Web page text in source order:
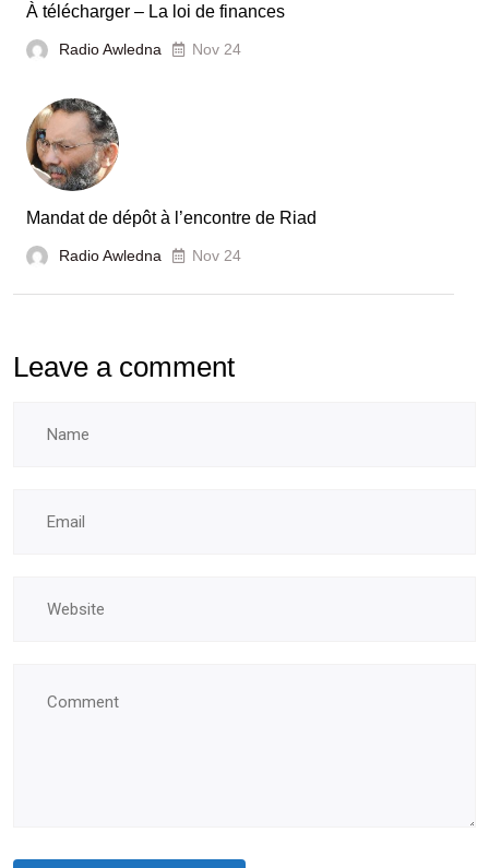
À télécharger – La loi de finances
Radio Awledna Nov 24
Mandat de dépôt à l’encontre de Riad
Radio Awledna Nov 24
Leave a comment